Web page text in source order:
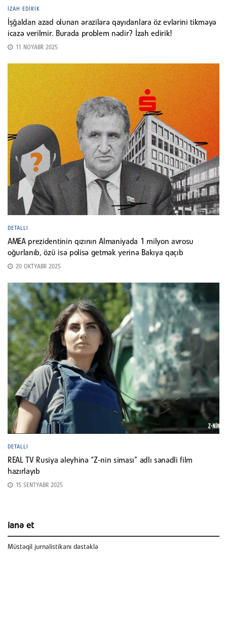
İZAH EDIRIK
İşğaldan azad olunan ərazilərə qayıdanlara öz evlərini tikməyə
icazə verilmir. Burada problem nədir? İzah edirik!
11 NOYABR 2025
DETALLI
AMEA prezidentinin qızının Almaniyada 1 milyon avrosu
oğurlanıb, özü isə polisə getmək yerinə Bakıya qaçıb
20 OKTYABR 2025
DETALLI
REAL TV Rusiya əleyhinə “Z-nin siması” adlı sənədli film
hazırlayıb
15 SENTYABR 2025
ianə et
Müstəqil jurnalistikanı dəstəklə